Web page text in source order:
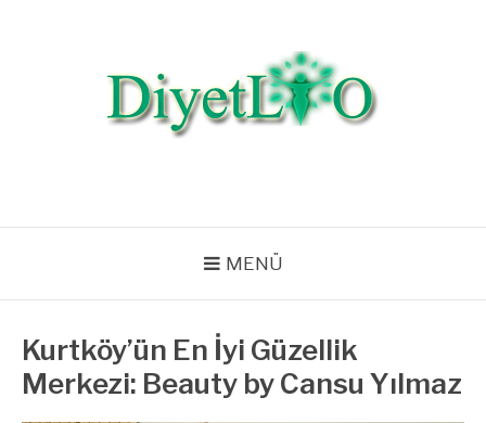
BESLENME VE DIYET
MENÜ
Kurtköy’ün En İyi Güzellik
Merkezi: Beauty by Cansu Yılmaz